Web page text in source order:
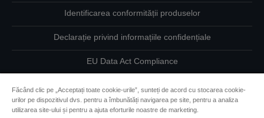
Identificarea conformității produselor
Declarație privind informațiile confidențiale
EU Data Act Compliance
Informaţii despre modulele cookie
Făcând clic pe „Acceptați toate cookie-urile”, sunteți de acord cu stocarea cookie-
urilor pe dispozitivul dvs. pentru a îmbunătăți navigarea pe site, pentru a analiza
utilizarea site-ului și pentru a ajuta eforturile noastre de marketing.